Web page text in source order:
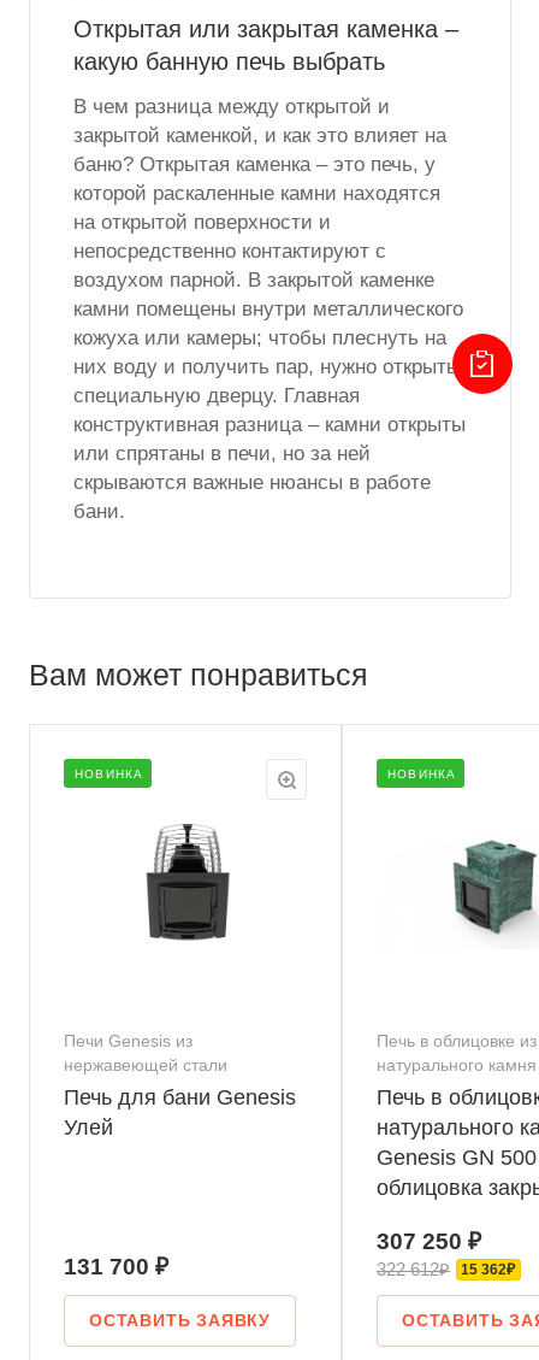
Открытая или закрытая каменка –
какую банную печь выбрать
В чем разница между открытой и
закрытой каменкой, и как это влияет на
баню? Открытая каменка – это печь, у
которой раскаленные камни находятся
на открытой поверхности и
непосредственно контактируют с
воздухом парной. В закрытой каменке
камни помещены внутри металлического
кожуха или камеры; чтобы плеснуть на
них воду и получить пар, нужно открыть
специальную дверцу. Главная
конструктивная разница – камни открыты
или спрятаны в печи, но за ней
скрываются важные нюансы в работе
бани.
Вам может понравиться
НОВИНКА
Печи Genesis из
нержавеющей стали
Печь для бани Genesis
Улей
131 700 ₽
ОСТАВИТЬ ЗАЯВКУ
НОВИНКА
Печь в облицовке из
натурального камня
Печь в
натурального
Genesis GN 500
облицовка
шлифовка
307 250 ₽
322 612₽ 15 362₽
ОСТАВИТЬ